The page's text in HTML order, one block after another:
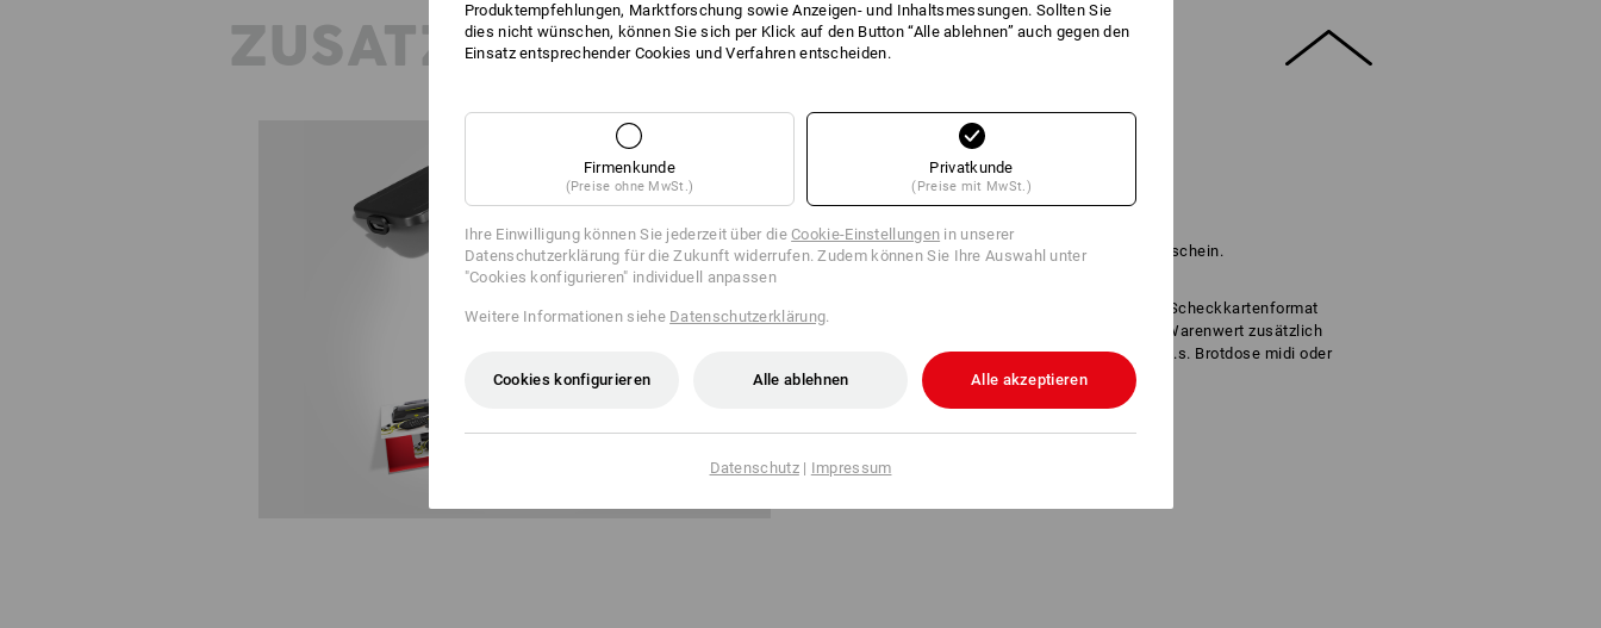
ZUSATZINFOS
Einfach Freude schenken mit dem Strauss-Gutschein.
Hochwertig verpackt kommt der Gutschein im Scheckkartenformat
direkt per Post zu Ihnen nach Hause - je nach Warenwert zusätzlich
im hochwertigen Umschlag, unserer robusten e.s. Brotdose midi oder
der praktischen e.s. Brotdose large.
Produktempfehlungen, Marktforschung sowie Anzeigen- und Inhaltsmessungen. Sollten Sie
dies nicht wünschen, können Sie sich per Klick auf den Button “Alle ablehnen” auch gegen den
Einsatz entsprechender Cookies und Verfahren entscheiden.
Firmenkunde
(Preise ohne MwSt.)
Privatkunde
(Preise mit MwSt.)
Ihre Einwilligung können Sie jederzeit über dieCookie-Einstellungen in unserer
Datenschutzerklärung für die Zukunft widerrufen. Zudem können Sie Ihre Auswahl unter
"Cookies konfigurieren" individuell anpassen
Weitere Informationen siehe Datenschutzerklärung.
Cookies konfigurieren Alle ablehnen Alle akzeptieren
Datenschutz| Impressum